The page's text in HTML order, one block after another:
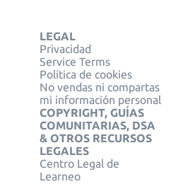
LEGAL
Privacidad
Service Terms
Política de cookies
No vendas ni compartas
mi información personal
COPYRIGHT, GUÍAS
COMUNITARIAS, DSA
& OTROS RECURSOS
LEGALES
Centro Legal de
Learneo